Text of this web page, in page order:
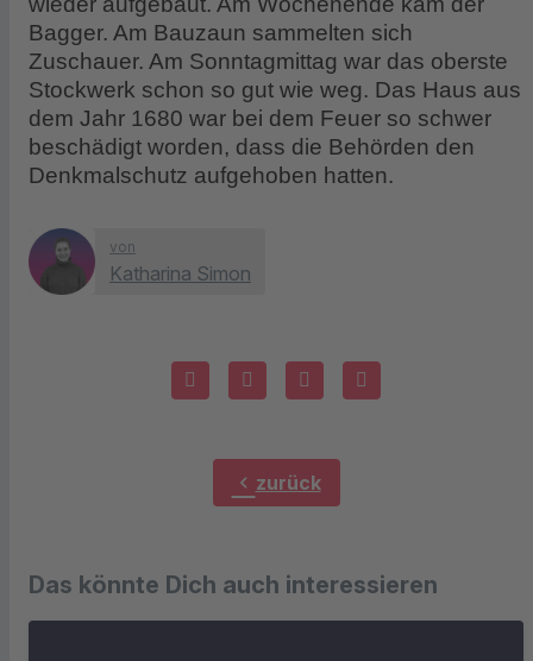
Bagger. Am Bauzaun sammelten sich
Zuschauer. Am Sonntagmittag war das oberste
Stockwerk schon so gut wie weg. Das Haus aus
dem Jahr 1680 war bei dem Feuer so schwer
beschädigt worden, dass die Behörden den
Denkmalschutz aufgehoben hatten.
von
Katharina Simon
chevron_left zurück
Das könnte Dich auch interessieren